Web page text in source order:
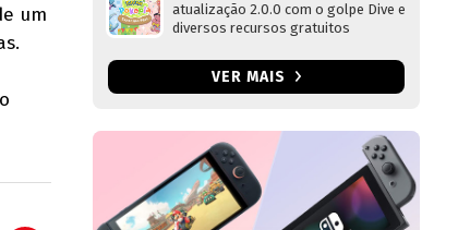
um
.
atualização 2.0.0 com o golpe Dive e
diversos recursos gratuitos
VER MAIS